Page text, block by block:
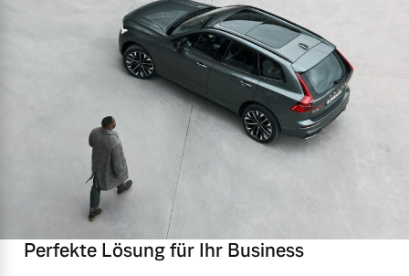
Perfekte Lösung für Ihr Business